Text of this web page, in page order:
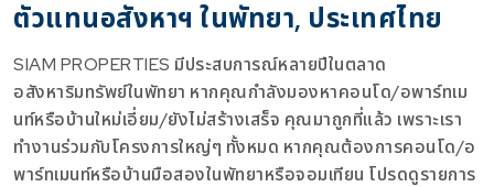
ตัวแทนอสังหาฯ ในพัทยา, ประเทศไทย
SIAM PROPERTIES มีประสบการณ์หลายปีในตลาด
อสังหาริมทรัพย์ในพัทยา หากคุณกำลังมองหาคอนโด/อพาร์ทเม
นท์หรือบ้านใหม่เอี่ยม/ยังไม่สร้างเสร็จ คุณมาถูกที่แล้ว เพราะเรา
ทำงานร่วมกับโครงการใหญ่ๆ ทั้งหมด หากคุณต้องการคอนโด/อ
พาร์ทเมนท์หรือบ้านมือสองในพัทยาหรือจอมเทียน โปรดดูรายการ